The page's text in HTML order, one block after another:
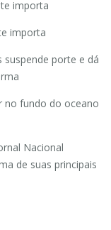
importa
importa
suspende porte e dá
no fundo do oceano
Nacional
de suas principais